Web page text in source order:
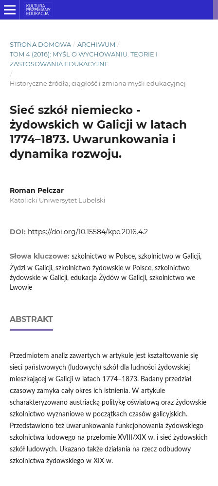
STRONA DOMOWA / ARCHIWUM /
TOM 4 (2016): MYŚL O WYCHOWANIU. TEORIE I
ZASTOSOWANIA EDUKACYJNE
/
Historyczne źródła, ciągłość i zmiana myśli edukacyjnej
Sieć szkół niemiecko -
żydowskich w Galicji w latach
1774–1873. Uwarunkowania i
dynamika rozwoju.
Roman Pelczar
Katolicki Uniwersytet Lubelski
DOI: https://doi.org/10.15584/kpe.2016.4.2
Słowa kluczowe: szkolnictwo w Polsce, szkolnictwo w Galicji,
Żydzi w Galicji, szkolnictwo żydowskie w Polsce, szkolnictwo
żydowskie w Galicji, edukacja Żydów w Galicji, szkolnictwo we
Lwowie
ABSTRAKT
Przedmiotem analiz zawartych w artykule jest kształtowanie się
sieci państwowych (ludowych) szkół dla ludności żydowskiej
mieszkającej w Galicji w latach 1774–1873. Badany przedział
czasowy zamyka cały okres ich istnienia. W artykule
scharakteryzowano austriacką politykę oświatową oraz żydowskie
szkolnictwo wyznaniowe w początkach czasów galicyjskich.
Przedstawiono też uwarunkowania funkcjonowania żydowskiego
szkolnictwa ludowego na przełomie XVIII/XIX w. i sieć żydowskich
szkół ludowych. Ukazano także działania na rzecz odbudowy
szkolnictwa żydowskiego w XIX w.